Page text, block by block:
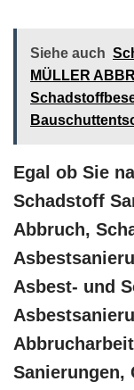
Siehe auch
MÜLLER
Egal ob Sie
Schadstoff
Abbruch,
Asbest- und
Sanierungen,